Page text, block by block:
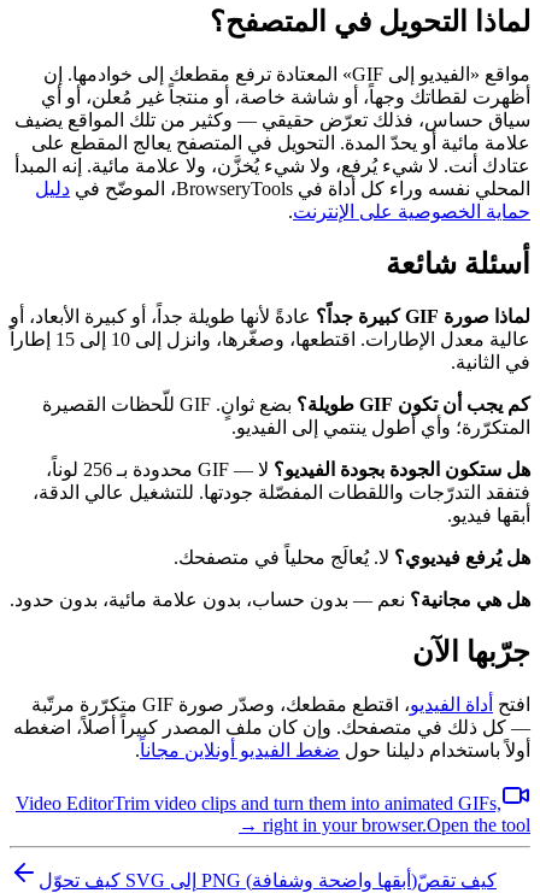
لماذا التحويل في المتصفح؟
مواقع «الفيديو إلى GIF» المعتادة ترفع مقطعك إلى خوادمها. إن
أظهرت لقطاتك وجهاً، أو شاشة خاصة، أو منتجاً غير مُعلن، أو أي
سياق حساس، فذلك تعرّض حقيقي — وكثير من تلك المواقع يضيف
علامة مائية أو يحدّ المدة. التحويل في المتصفح يعالج المقطع على
عتادك أنت. لا شيء يُرفع، ولا شيء يُخزَّن، ولا علامة مائية. إنه المبدأ
المحلي نفسه وراء كل أداة في BrowseryTools، الموضّح في
دليل
حماية الخصوصية على الإنترنت.
أسئلة شائعة
لماذا صورة GIF كبيرة جداً؟
عادةً لأنها طويلة جداً، أو كبيرة الأبعاد، أو
عالية معدل الإطارات. اقتطعها، وصغّرها، وانزل إلى 10 إلى 15 إطاراً
في الثانية.
كم يجب أن تكون GIF طويلة؟
بضع ثوانٍ. GIF للّحظات القصيرة
المتكرّرة؛ وأي أطول ينتمي إلى الفيديو.
هل ستكون الجودة بجودة الفيديو؟
لا — GIF محدودة بـ 256 لوناً،
فتفقد التدرّجات واللقطات المفصّلة جودتها. للتشغيل عالي الدقة،
أبقها فيديو.
هل يُرفع فيديوي؟ لا. يُعالَج محلياً في متصفحك.
هل هي مجانية؟ نعم — بدون حساب، بدون علامة مائية، بدون حدود.
جرّبها الآن
افتح أداة الفيديو
، اقتطع مقطعك، وصدّر صورة GIF متكرّرة مرتّبة
— كل ذلك في متصفحك. وإن كان ملف المصدر كبيراً أصلاً، اضغطه
أولاً باستخدام دليلنا حول ضغط الفيديو أونلاين مجاناً.
Video EditorTrim video clips and turn them into animated GIFs,
right in your browser.Open the tool →
كيف تحوّل SVG إلى PNG (أبقها واضحة وشفافة)كيف تقصّ